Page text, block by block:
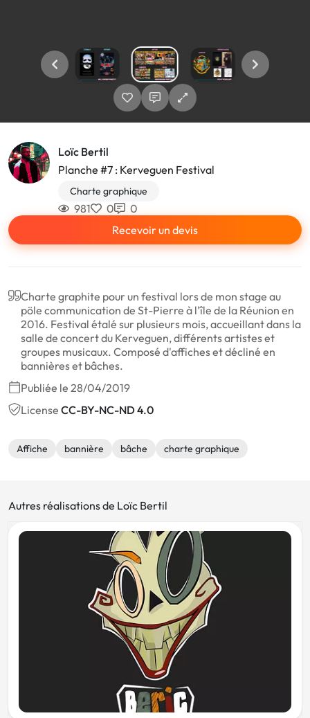
Loïc Bertil
Planche #7 : Kerveguen Festival
Charte graphique
981 0
0
Recevoir un devis
Charte graphite pour un festival lors de mon stage au
pöle communication de St-Pierre à l'île de la Réunion en
2016. Festival étalé sur plusieurs mois, accueillant dans la
salle de concert du Kerveguen, différents artistes et
groupes musicaux. Composé d'affiches et décliné en
bannières et bâches.
Publiée le 28/04/2019
License CC-BY-NC-ND 4.0
Affiche bannière bâche charte graphique
Autres réalisations de Loïc Bertil